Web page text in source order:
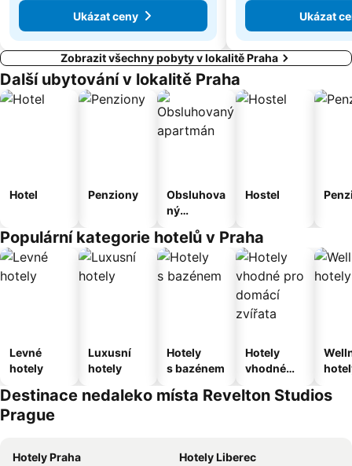
Ukázat ceny
Ukázat
Zobrazit všechny pobyty v lokalitě Praha
Další ubytování v lokalitě Praha
Hotel Penziony
Obsluhova
ný
Hostel
Populární kategorie hotelů v Praha
Levné
hotely
Luxusní
hotely
Hotely
s bazénem
Hotely
vhodné
domácí
Destinace nedaleko místa Revelton Studios
Prague
Hotely Praha
Hotely Liberec